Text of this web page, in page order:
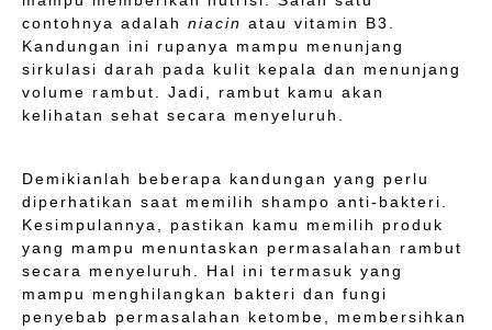
contohnya adalah niacin atau vitamin B3.
Kandungan ini rupanya mampu menunjang
sirkulasi darah pada kulit kepala dan menunjang
volume rambut. Jadi, rambut kamu akan
kelihatan sehat secara menyeluruh.
Demikianlah beberapa kandungan yang perlu
diperhatikan saat memilih shampo anti-bakteri.
Kesimpulannya, pastikan kamu memilih produk
yang mampu menuntaskan permasalahan rambut
secara menyeluruh. Hal ini termasuk yang
mampu menghilangkan bakteri dan fungi
penyebab permasalahan ketombe, membersihkan